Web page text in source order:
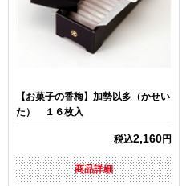
【お菓子の香梅】加勢以多（かせい
た） １６枚入
税込2,160円
商品詳細